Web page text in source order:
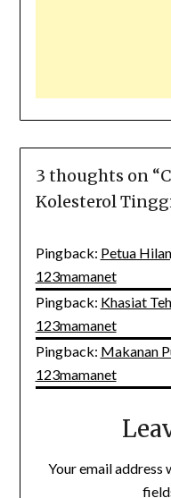
3 thoughts on “
Kolesterol
Pingback: Petua
123mamanet
Pingback: Khasiat
123mamanet
Pingback: Makanan
123mamanet
Your email address